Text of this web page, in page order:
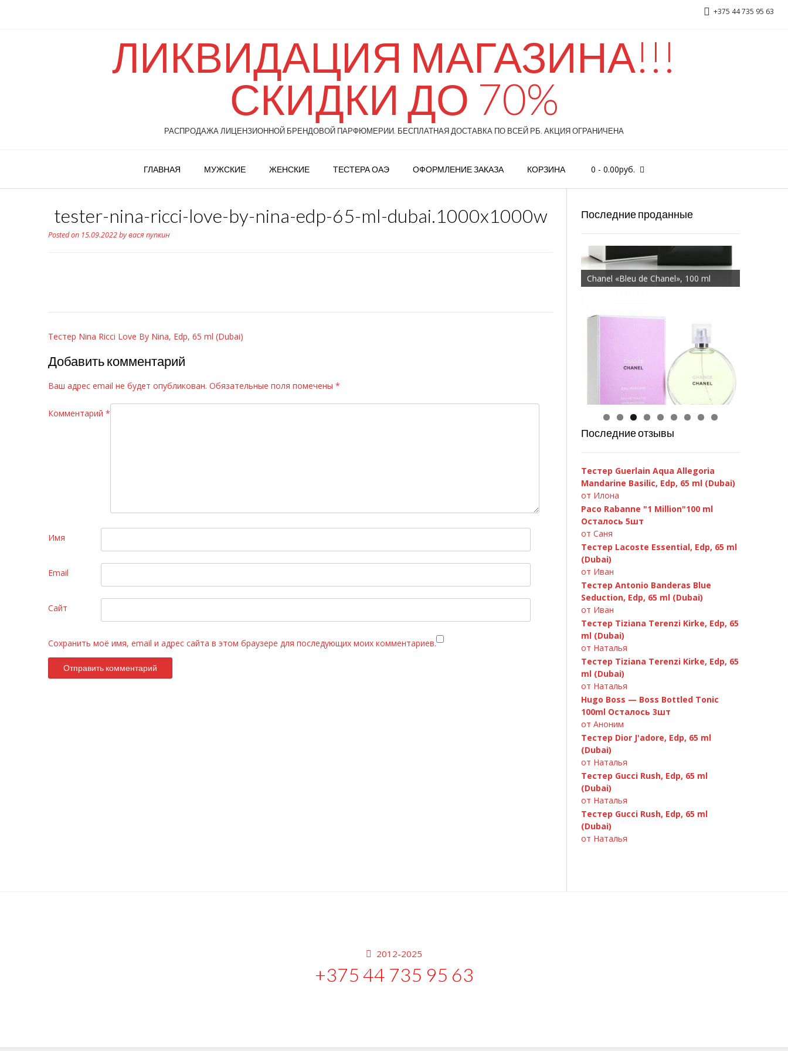
+375 44 735 95 63
ЛИКВИДАЦИЯ МАГАЗИНА!!!
СКИДКИ ДО 70%
РАСПРОДАЖА ЛИЦЕНЗИОННОЙ БРЕНДОВОЙ ПАРФЮМЕРИИ. БЕСПЛАТНАЯ ДОСТАВКА ПО ВСЕЙ РБ. АКЦИЯ ОГРАНИЧЕНА
ГЛАВНАЯ МУЖСКИЕ ЖЕНСКИЕ ТЕСТЕРА ОАЭ ОФОРМЛЕНИЕ ЗАКАЗА КОРЗИНА 0 - 0.00руб.
tester-nina-ricci-love-by-nina-edp-65-ml-dubai.1000x1000w
Posted on 15.09.2022byвася пупкин
Навигация
по
записям
Тестер Nina Ricci Love By Nina, Edp, 65 ml (Dubai)
Добавить комментарий
Ваш адрес email не будет опубликован. Обязательные поля помечены *
Комментарий *
Имя
Email
Сайт
Сохранить моё имя, email и адрес сайта в этом браузере для последующих моих комментариев.
Последние проданные
Chanel «Bleu de Chanel», 100 ml
Chanel Chance Eau Fraiche 100ml
C.Dior «Fahrenheit» 100ml
Versace «Bright Crystal» 90ml
A.Banderas «Blue Seduction» 100ml
D&G 3 LImperatrice, 100ml
Paco Rabanne Invictus 100ml
Последние отзывы
Тестер Guerlain Aqua Allegoria
Mandarine Basilic, Edp, 65 ml (Dubai)
от Илона
Paco Rabanne "1 Million"100 ml
Осталось 5шт
от Саня
Тестер Lacoste Essential, Edp, 65 ml
(Dubai)
от Иван
Тестер Antonio Banderas Blue
Seduction, Edp, 65 ml (Dubai)
от Иван
Тестер Tiziana Terenzi Kirke, Edp, 65
ml (Dubai)
от Наталья
Тестер Tiziana Terenzi Kirke, Edp, 65
ml (Dubai)
от Наталья
Hugo Boss — Boss Bottled Tonic
100ml Осталось 3шт
от Аноним
Тестер Dior J'adore, Edp, 65 ml
(Dubai)
от Наталья
Тестер Gucci Rush, Edp, 65 ml
(Dubai)
от Наталья
Тестер Gucci Rush, Edp, 65 ml
(Dubai)
от Наталья
2012-2025
+375 44 735 95 63